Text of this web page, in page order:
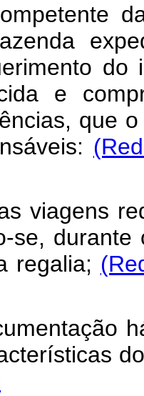
do
e
que
viagens
se,
regalia;